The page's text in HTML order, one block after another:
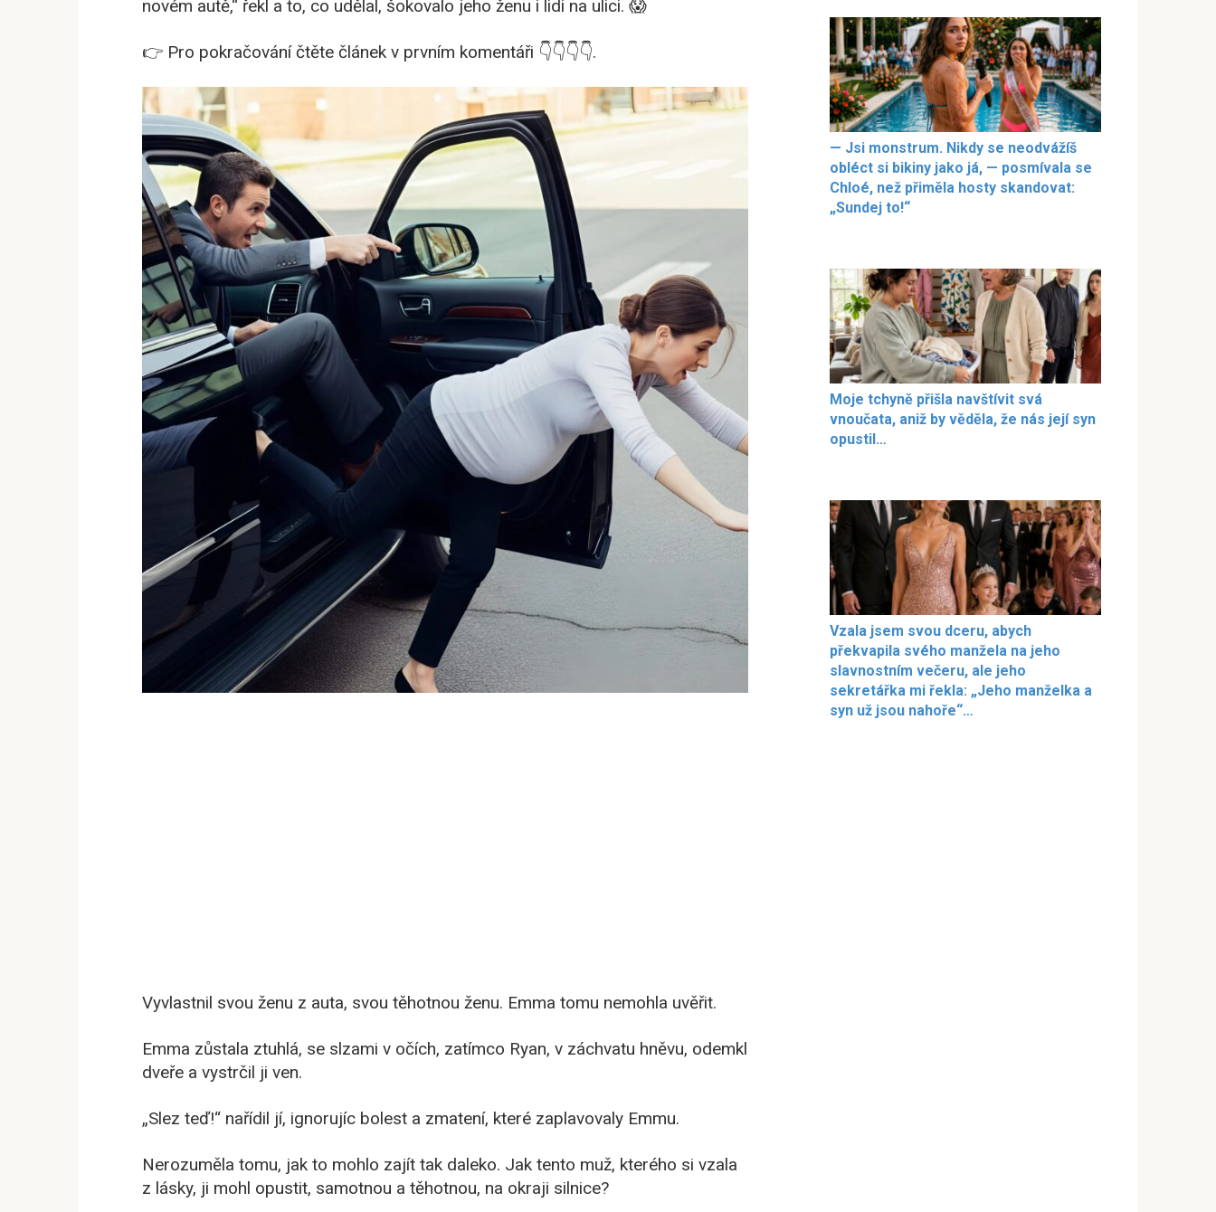
novém autě,“ řekl a to, co udělal, šokovalo jeho ženu i lidi na ulici. 😱
👉 Pro pokračování čtěte článek v prvním komentáři 👇👇👇👇.
Vyvlastnil svou ženu z auta, svou těhotnou ženu. Emma tomu nemohla uvěřit.
Emma zůstala ztuhlá, se slzami v očích, zatímco Ryan, v záchvatu hněvu, odemkl
dveře a vystrčil ji ven.
„Slez teď!“ nařídil jí, ignorujíc bolest a zmatení, které zaplavovaly Emmu.
Nerozuměla tomu, jak to mohlo zajít tak daleko. Jak tento muž, kterého si vzala
z lásky, ji mohl opustit, samotnou a těhotnou, na okraji silnice?
— Jsi monstrum. Nikdy se neodvážíš
obléct si bikiny jako já, — posmívala se
Chloé, než přiměla hosty skandovat:
„Sundej to!“
Moje tchyně přišla navštívit svá
vnoučata, aniž by věděla, že nás její syn
opustil…
Vzala jsem svou dceru, abych
překvapila svého manžela na jeho
slavnostním večeru, ale jeho
sekretářka mi řekla: „Jeho manželka a
syn už jsou nahoře“…